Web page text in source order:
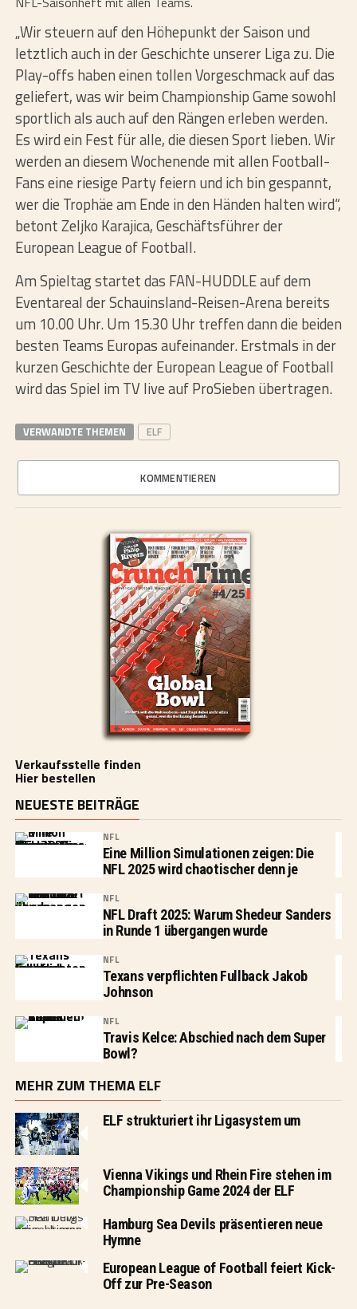
„Wir steuern auf den Höhepunkt der Saison und
letztlich auch in der Geschichte unserer Liga zu. Die
Play-offs haben einen tollen Vorgeschmack auf das
geliefert, was wir beim Championship Game sowohl
sportlich als auch auf den Rängen erleben werden.
Es wird ein Fest für alle, die diesen Sport lieben. Wir
werden an diesem Wochenende mit allen Football-
Fans eine riesige Party feiern und ich bin gespannt,
wer die Trophäe am Ende in den Händen halten wird“,
betont Zeljko Karajica, Geschäftsführer der
European League of Football.
Am Spieltag startet das FAN-HUDDLE auf dem
Eventareal der Schauinsland-Reisen-Arena bereits
um 10.00 Uhr. Um 15.30 Uhr treffen dann die beiden
besten Teams Europas aufeinander. Erstmals in der
kurzen Geschichte der European League of Football
wird das Spiel im TV live auf ProSieben übertragen.
VERWANDTE THEMEN ELF
KOMMENTIEREN
Verkaufsstelle finden
Hier bestellen
NEUESTE BEITRÄGE
NFL
Eine Million Simulationen zeigen: Die
NFL 2025 wird chaotischer denn je
NFL
NFL Draft 2025: Warum Shedeur Sanders
in Runde 1 übergangen wurde
NFL
Texans verpflichten Fullback Jakob
Johnson
NFL
Travis Kelce: Abschied nach dem Super
Bowl?
MEHR ZUM THEMA ELF
ELF strukturiert ihr Ligasystem um
Vienna Vikings und Rhein Fire stehen im
Championship Game 2024 der ELF
Hamburg Sea Devils präsentieren neue
Hymne
European League of Football feiert Kick-
Off zur Pre-Season